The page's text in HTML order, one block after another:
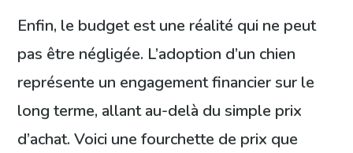
Enfin, le budget est une réalité qui ne peut
pas être négligée. L’adoption d’un chien
représente un engagement financier sur le
long terme, allant au-delà du simple prix
d’achat. Voici une fourchette de prix que